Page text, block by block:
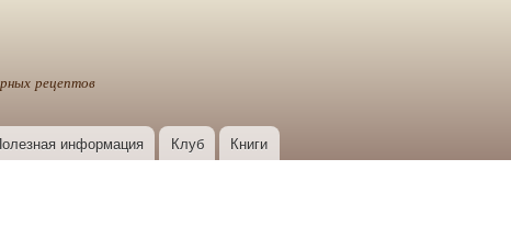
рецептов
информация Клуб Книги